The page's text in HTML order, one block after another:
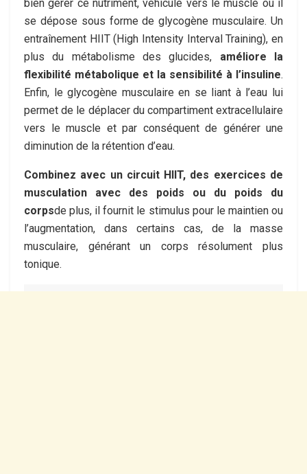
bien gérer ce nutriment, véhiculé vers le muscle où il
se dépose sous forme de glycogène musculaire. Un
entraînement HIIT (High Intensity Interval Training), en
plus du métabolisme des glucides, améliore la
flexibilité métabolique et la sensibilité à l’insuline.
Enfin, le glycogène musculaire en se liant à l’eau lui
permet de le déplacer du compartiment extracellulaire
vers le muscle et par conséquent de générer une
diminution de la rétention d’eau.
Combinez avec un circuit HIIT, des exercices de
musculation avec des poids ou du poids du
corpsde plus, il fournit le stimulus pour le maintien ou
l’augmentation, dans certains cas, de la masse
musculaire, générant un corps résolument plus
tonique.